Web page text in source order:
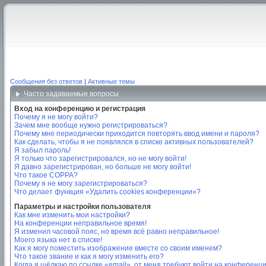
Сообщения без ответов | Активные темы
Часто задаваемые вопросы
Вход на конференцию и регистрация
Почему я не могу войти?
Зачем мне вообще нужно регистрироваться?
Почему мне периодически приходится повторять ввод имени и пароля?
Как сделать, чтобы я не появлялся в списке активных пользователей?
Я забыл пароль!
Я только что зарегистрировался, но не могу войти!
Я давно зарегистрирован, но больше не могу войти!
Что такое COPPA?
Почему я не могу зарегистрироваться?
Что делает функция «Удалить cookies конференции»?
Параметры и настройки пользователя
Как мне изменить мои настройки?
На конференции неправильное время!
Я изменил часовой пояс, но время всё равно неправильное!
Моего языка нет в списке!
Как я могу поместить изображение вместе со своим именем?
Что такое звание и как я могу изменить его?